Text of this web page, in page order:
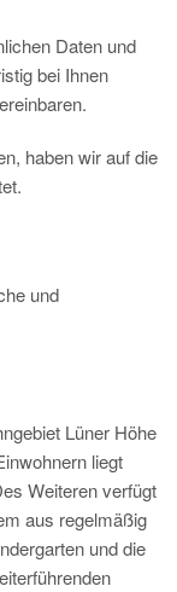
Daten und
bei Ihnen
haben wir auf die
und
Lüner Höhe
liegt
Weiteren verfügt
aus regelmäßig
und die